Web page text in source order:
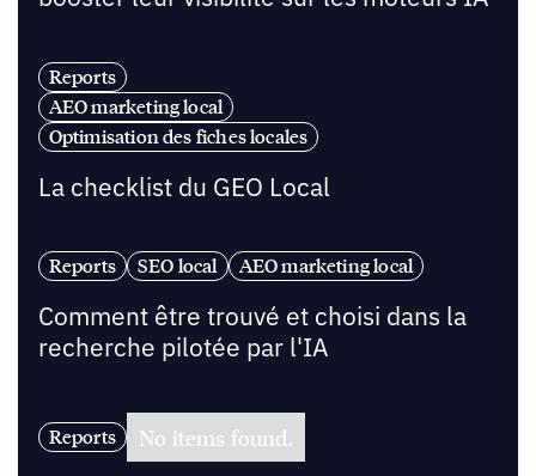
Reports
AEO marketing local
Optimisation des fiches locales
La checklist du GEO Local
Reports SEO local AEO marketing local
Comment être trouvé et choisi dans la
recherche pilotée par l'IA
Reports No items found.